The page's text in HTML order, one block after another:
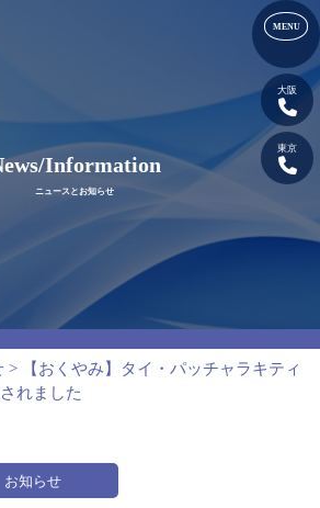
大阪
東京
Information
ニュースとお知らせ
>
【おくやみ】タイ・パッチャラキティ
れました
お知らせ